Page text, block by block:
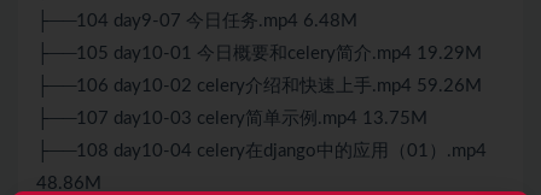
├──104 day9-07 今日任务.mp4 6.48M
├──105 day10-01 今日概要和celery简介.mp4 19.29M
├──106 day10-02 celery介绍和快速上手.mp4 59.26M
├──107 day10-03 celery简单示例.mp4 13.75M
├──108 day10-04 celery在django中的应用（01）.mp4
48.86M